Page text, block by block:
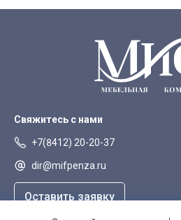
Свяжитесь с нами
+7(8412) 20-20-37
dir@mifpenza.ru
Оставить заявку